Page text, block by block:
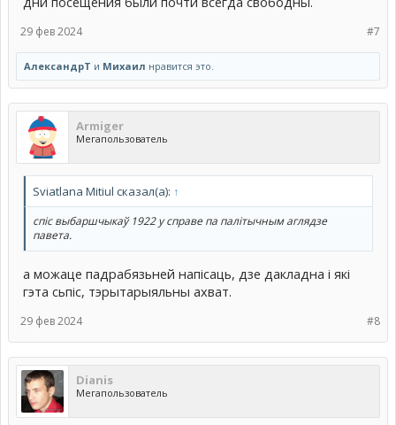
#7
29 фев 2024
АлександрТ и Михаил нравится это.
Armiger
Мегапользователь
Sviatlana Mitiul сказал(а): ↑
спіс выбаршчыкаў 1922 у справе па палітычным аглядзе
павета.
а можаце падрабязьней напiсаць, дзе дакладна i якi
гэта сьпiс, тэрытарыяльны ахват.
#8
29 фев 2024
Dianis
Мегапользователь